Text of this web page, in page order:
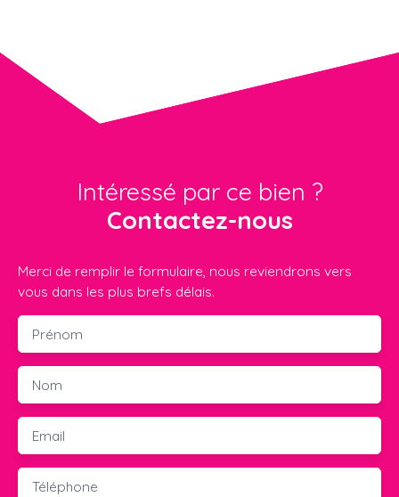
Intéressé par ce bien ?
Contactez-nous
Merci de remplir le formulaire, nous reviendrons vers
vous dans les plus brefs délais.
Prénom
Nom
Email
Téléphone